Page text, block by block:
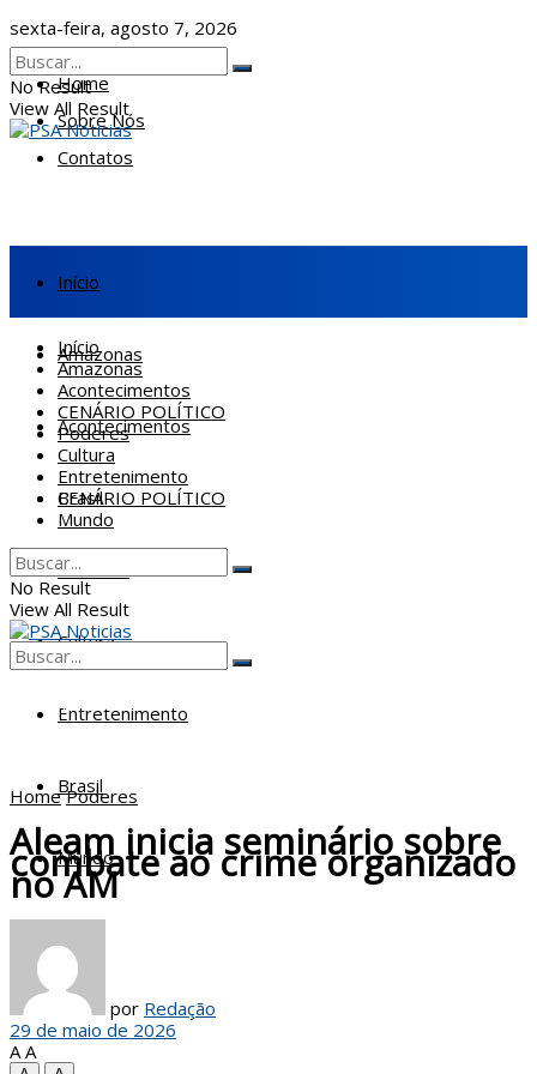
sexta-feira, agosto 7, 2026
Home
Sobre Nós
Contatos
No Result
View All Result
Início
Amazonas
Acontecimentos
CENÁRIO POLÍTICO
Poderes
Cultura
Entretenimento
Brasil
Mundo
Início
Amazonas
Acontecimentos
CENÁRIO POLÍTICO
Poderes
Cultura
Entretenimento
Brasil
Mundo
No Result
View All Result
View All Result
Home Poderes
Aleam inicia seminário sobre
combate ao crime organizado
no AM
por Redação
29 de maio de 2026
A A